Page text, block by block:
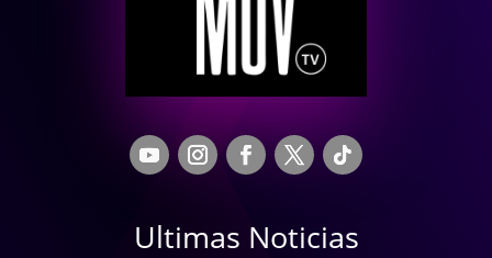
Ultimas Noticias